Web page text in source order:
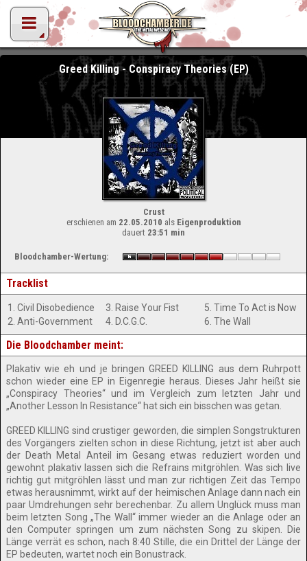
Greed Killing - Conspiracy Theories (EP)
Crust
erschienen am 22.05.2010 als Eigenproduktion
dauert 23:51 min
Bloodchamber-Wertung:
Tracklist
1. Civil Disobedience
2. Anti-Government
3. Raise Your Fist
4. D.C.G.C.
5. Time To Act is Now
6. The Wall
Die Bloodchamber meint:
Plakativ wie eh und je bringen GREED KILLING aus dem Ruhrpott
schon wieder eine EP in Eigenregie heraus. Dieses Jahr heißt sie
„Conspiracy Theories“ und im Vergleich zum letzten Jahr und
„Another Lesson In Resistance“ hat sich ein bisschen was getan.
GREED KILLING sind crustiger geworden, die simplen Songstrukturen
des Vorgängers zielten schon in diese Richtung, jetzt ist aber auch
der Death Metal Anteil im Gesang etwas reduziert worden und
gewohnt plakativ lassen sich die Refrains mitgröhlen. Was sich live
richtig gut mitgröhlen lässt und man zur richtigen Zeit das Tempo
etwas herausnimmt, wirkt auf der heimischen Anlage dann nach ein
paar Umdrehungen sehr berechenbar. Zu allem Unglück muss man
beim letzten Song „The Wall“ immer wieder an die Anlage oder an
den Computer springen um zum nächsten Song zu skipen. Die
Länge verrät es schon, nach 8:40 Stille, die ein Drittel der Länge der
EP bedeuten, wartet noch ein Bonustrack.